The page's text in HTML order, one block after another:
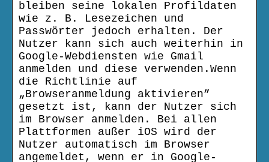
bleiben seine lokalen Profildaten
wie z. B. Lesezeichen und
Passwörter jedoch erhalten. Der
Nutzer kann sich auch weiterhin in
Google-Webdiensten wie Gmail
anmelden und diese verwenden.Wenn
die Richtlinie auf
„Browseranmeldung aktivieren”
gesetzt ist, kann der Nutzer sich
im Browser anmelden. Bei allen
Plattformen außer iOS wird der
Nutzer automatisch im Browser
angemeldet, wenn er in Google-